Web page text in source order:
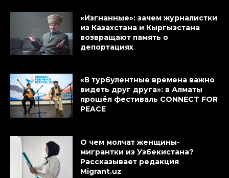
«Изгнанные»: зачем журналистки
из Казахстана и Кыргызстана
возвращают память о
депортациях
«В турбулентные времена важно
видеть друг друга»: в Алматы
прошёл фестиваль CONNECT FOR
PEACE
О чем молчат женщины-
мигрантки из Узбекистана?
Рассказывает редакция
Migrant.uz